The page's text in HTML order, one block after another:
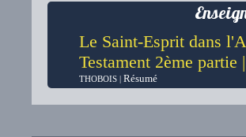
Le Saint-Esprit dans
Testament 2ème partie |
THOBOIS | Résumé